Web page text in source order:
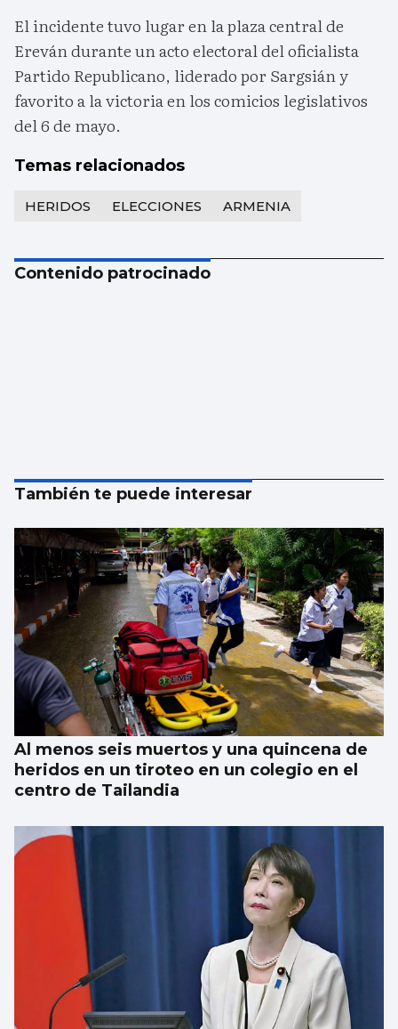
El incidente tuvo lugar en la plaza central de
Ereván durante un acto electoral del oficialista
Partido Republicano, liderado por Sargsián y
favorito a la victoria en los comicios legislativos
del 6 de mayo.
Temas relacionados
HERIDOS ELECCIONES ARMENIA
Contenido patrocinado
También te puede interesar
Al menos seis muertos y una quincena de
heridos en un tiroteo en un colegio en el
centro de Tailandia